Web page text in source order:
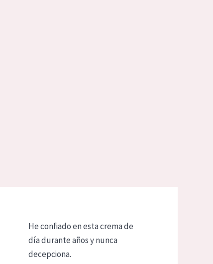
He confiado en esta crema de
día durante años y nunca
decepciona.